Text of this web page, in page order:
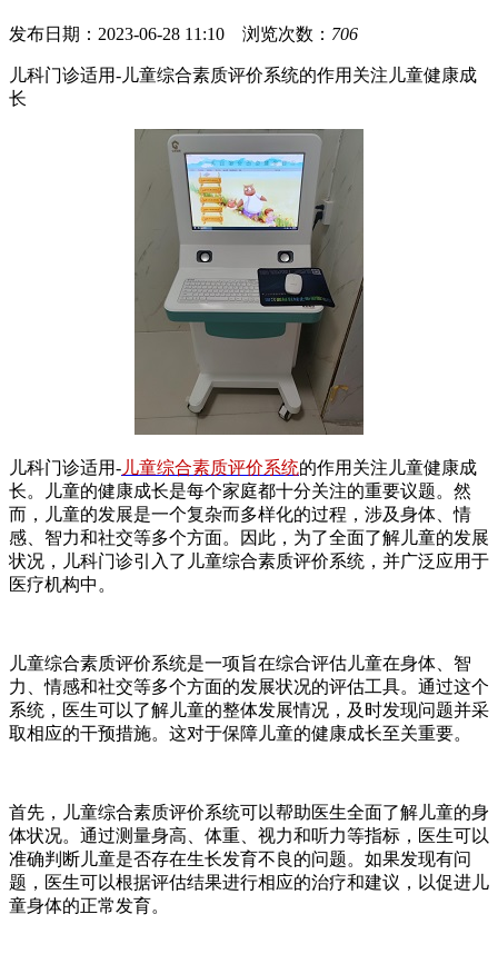
发布日期：2023-06-28 11:10 浏览次数： 706
儿科门诊适用-儿童综合素质评价系统的作用关注儿童健康成
长
儿科门诊适用- 儿童综合素质评价系统的作用关注儿童健康成
长。儿童的健康成长是每个家庭都十分关注的重要议题。然
而，儿童的发展是一个复杂而多样化的过程，涉及身体、情
感、智力和社交等多个方面。因此，为了全面了解儿童的发展
状况，儿科门诊引入了儿童综合素质评价系统，并广泛应用于
医疗机构中。
儿童综合素质评价系统是一项旨在综合评估儿童在身体、智
力、情感和社交等多个方面的发展状况的评估工具。通过这个
系统，医生可以了解儿童的整体发展情况，及时发现问题并采
取相应的干预措施。这对于保障儿童的健康成长至关重要。
首先，儿童综合素质评价系统可以帮助医生全面了解儿童的身
体状况。通过测量身高、体重、视力和听力等指标，医生可以
准确判断儿童是否存在生长发育不良的问题。如果发现有问
题，医生可以根据评估结果进行相应的治疗和建议，以促进儿
童身体的正常发育。